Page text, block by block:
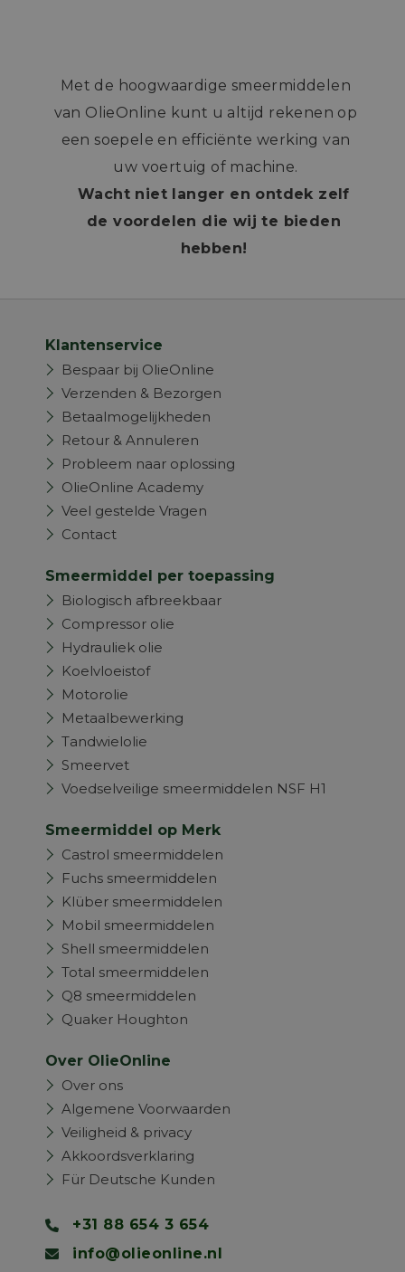
Met de hoogwaardige smeermiddelen
van OlieOnline kunt u altijd rekenen op
een soepele en efficiënte werking van
uw voertuig of machine.
Wacht niet langer en ontdek zelf
de voordelen die wij te bieden
hebben!
Klantenservice
Bespaar bij OlieOnline
Verzenden & Bezorgen
Betaalmogelijkheden
Retour & Annuleren
Probleem naar oplossing
OlieOnline Academy
Veel gestelde Vragen
Contact
Smeermiddel per toepassing
Biologisch afbreekbaar
Compressor olie
Hydrauliek olie
Koelvloeistof
Motorolie
Metaalbewerking
Tandwielolie
Smeervet
Voedselveilige smeermiddelen NSF H1
Smeermiddel op Merk
Castrol smeermiddelen
Fuchs smeermiddelen
Klüber smeermiddelen
Mobil smeermiddelen
Shell smeermiddelen
Total smeermiddelen
Q8 smeermiddelen
Quaker Houghton
Over OlieOnline
Over ons
Algemene Voorwaarden
Veiligheid & privacy
Akkoordsverklaring
Für Deutsche Kunden
+31 88 654 3 654
info@olieonline.nl